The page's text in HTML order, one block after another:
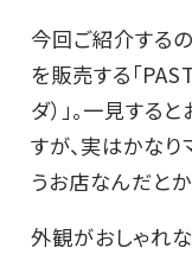
今回ご紹介する
を販売する「
ダ）」。一見する
すが、実はかな
うお店なんだとか
外観がおしゃれ